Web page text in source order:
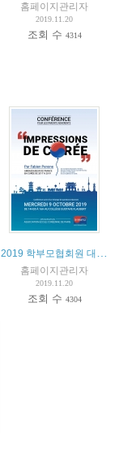
홈페이지관리자
2019.11.20
조회 수 4314
홈페이지관리자
2019.11.20
조회 수 4304